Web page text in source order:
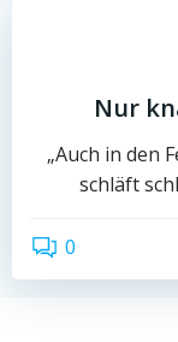
Nur
„Auch in den
schläft
0